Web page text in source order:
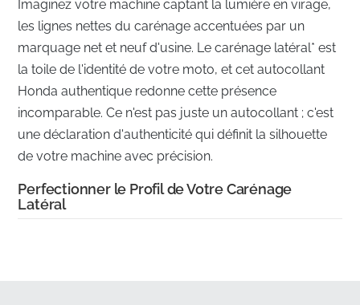
Imaginez votre machine captant la lumière en virage,
les lignes nettes du carénage accentuées par un
marquage net et neuf d'usine. Le carénage latéral* est
la toile de l'identité de votre moto, et cet autocollant
Honda authentique redonne cette présence
incomparable. Ce n'est pas juste un autocollant ; c'est
une déclaration d'authenticité qui définit la silhouette
de votre machine avec précision.
Perfectionner le Profil de Votre Carénage
Latéral